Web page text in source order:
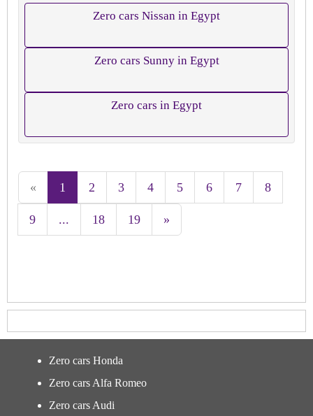
Zero cars Nissan in Egypt
Zero cars Sunny in Egypt
Zero cars in Egypt
« 1 2 3 4 5 6 7 8
9 ... 18 19 »
Zero cars Honda
Zero cars Alfa Romeo
Zero cars Audi